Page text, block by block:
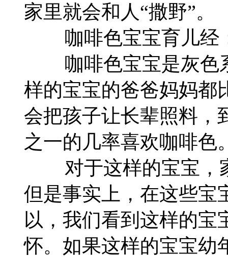
家里就会和人“撒野”。
咖啡色宝宝育儿经
咖啡色宝宝是灰色
样的宝宝的爸爸妈妈都
会把孩子让长辈照料，
之一的几率喜欢咖啡色
对于这样的宝宝，
但是事实上，在这些宝
以，我们看到这样的宝
怀。如果这样的宝宝幼